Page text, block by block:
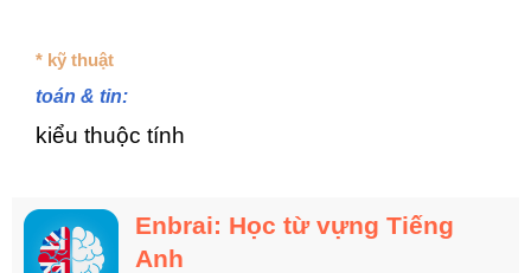
* kỹ thuật
toán & tin:
kiểu thuộc tính
Enbrai: Học từ vựng Tiếng
Anh